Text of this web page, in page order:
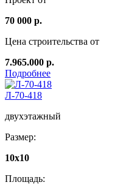
70 000 р.
Цена строительства от
7.965.000 р.
Подробнее
Л-70-418
двухэтажный
Размер:
10х10
Площадь: